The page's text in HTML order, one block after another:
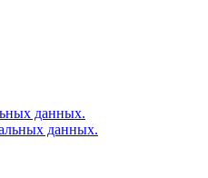
данных.
данных.